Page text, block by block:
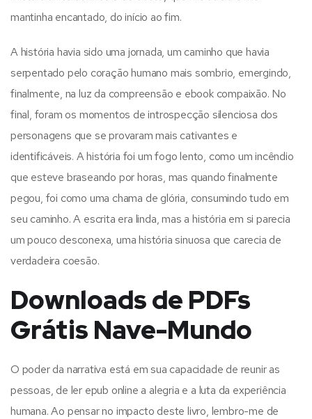
mantinha encantado, do início ao fim.
A história havia sido uma jornada, um caminho que havia
serpentado pelo coração humano mais sombrio, emergindo,
finalmente, na luz da compreensão e ebook compaixão. No
final, foram os momentos de introspecção silenciosa dos
personagens que se provaram mais cativantes e
identificáveis. A história foi um fogo lento, como um incêndio
que esteve braseando por horas, mas quando finalmente
pegou, foi como uma chama de glória, consumindo tudo em
seu caminho. A escrita era linda, mas a história em si parecia
um pouco desconexa, uma história sinuosa que carecia de
verdadeira coesão.
Downloads de PDFs
Grátis Nave-Mundo
O poder da narrativa está em sua capacidade de reunir as
pessoas, de ler epub online a alegria e a luta da experiência
humana. Ao pensar no impacto deste livro, lembro-me de